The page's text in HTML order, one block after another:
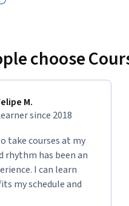
choose
M.
since 2018
take courses at my
rhythm has been an
I can learn
my schedule and